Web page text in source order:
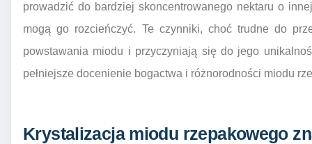
prowadzić do bardziej skoncentrowanego nektaru o
mogą go rozcieńczyć. Te czynniki, choć trudne do
powstawania miodu i przyczyniają się do jego
pełniejsze docenienie bogactwa i różnorodności miodu
Krystalizacja miodu rzepakowego